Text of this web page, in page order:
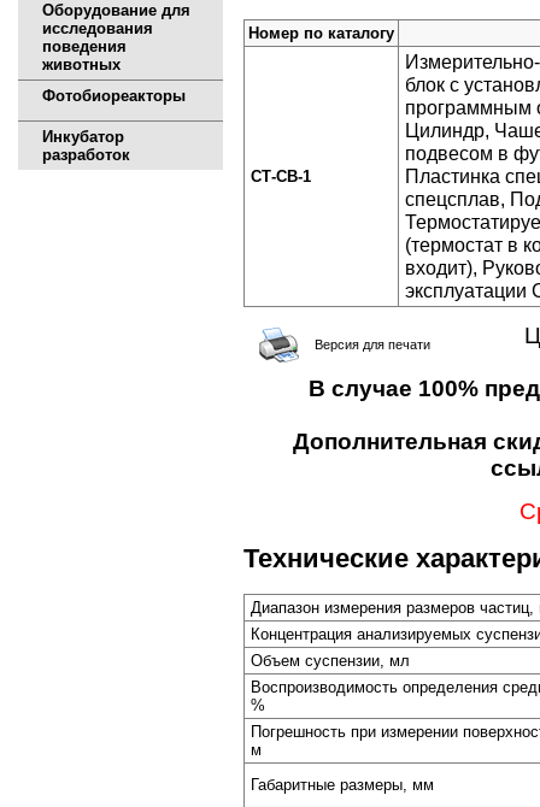
Оборудование для
исследования
поведения
животных
Фотобиореакторы
Инкубатор
разработок
Номер по каталогу
СТ-CВ-1
блок с
программным
Цилиндр,
подвесом в
Пластинка
спецсплав,
(термостат в
входит),
эксплуатации
Версия для печати
В случае 100%
Дополнительная
Технические
Диапазон измерения размеров
Концентрация анализируемых
Объем суспензии, мл
Воспроизводимость определения
%
Погрешность при измерении
м
Габаритные размеры, мм